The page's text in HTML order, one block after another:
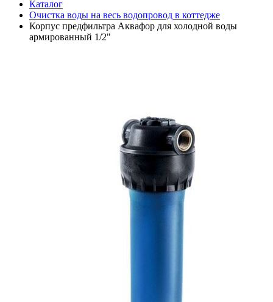
Каталог
Очистка воды на весь водопровод в коттедже
Корпус предфильтра Аквафор для холодной воды
армированный 1/2"